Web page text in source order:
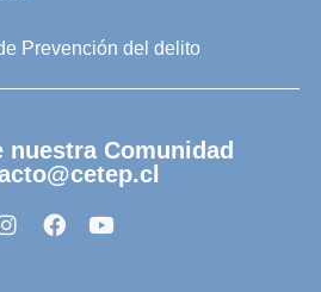
Prevención del delito
nuestra Comunidad